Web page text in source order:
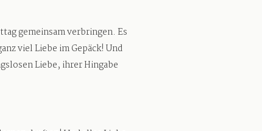
gemeinsam verbringen. Es
viel Liebe im Gepäck! Und
Liebe, ihrer Hingabe